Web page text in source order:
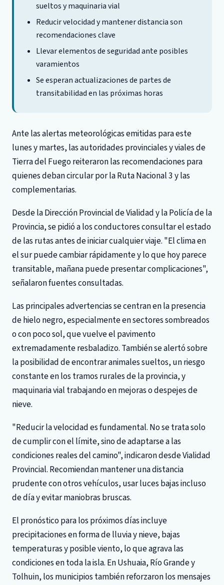
sueltos y maquinaria vial
Reducir velocidad y mantener distancia son
recomendaciones clave
Llevar elementos de seguridad ante posibles
varamientos
Se esperan actualizaciones de partes de
transitabilidad en las próximas horas
Ante las alertas meteorológicas emitidas para este
lunes y martes, las autoridades provinciales y viales de
Tierra del Fuego reiteraron las recomendaciones para
quienes deban circular por la Ruta Nacional 3 y las
complementarias.
Desde la Dirección Provincial de Vialidad y la Policía de la
Provincia, se pidió a los conductores consultar el estado
de las rutas antes de iniciar cualquier viaje. "El clima en
el sur puede cambiar rápidamente y lo que hoy parece
transitable, mañana puede presentar complicaciones",
señalaron fuentes consultadas.
Las principales advertencias se centran en la presencia
de hielo negro, especialmente en sectores sombreados
o con poco sol, que vuelve el pavimento
extremadamente resbaladizo. También se alertó sobre
la posibilidad de encontrar animales sueltos, un riesgo
constante en los tramos rurales de la provincia, y
maquinaria vial trabajando en mejoras o despejes de
nieve.
"Reducir la velocidad es fundamental. No se trata solo
de cumplir con el límite, sino de adaptarse a las
condiciones reales del camino", indicaron desde Vialidad
Provincial. Recomiendan mantener una distancia
prudente con otros vehículos, usar luces bajas incluso
de día y evitar maniobras bruscas.
El pronóstico para los próximos días incluye
precipitaciones en forma de lluvia y nieve, bajas
temperaturas y posible viento, lo que agrava las
condiciones en toda la isla. En Ushuaia, Río Grande y
Tolhuin, los municipios también reforzaron los mensajes